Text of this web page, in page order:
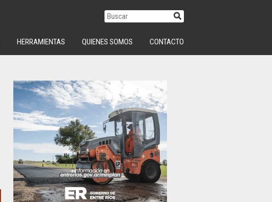
HERRAMIENTAS QUIENES SOMOS CONTACTO